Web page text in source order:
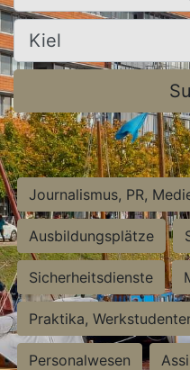
Ort, Stadt
Journalismus, PR,
Ausbildungsplätze
Sicherheitsdienste
Praktika,
Personalwesen